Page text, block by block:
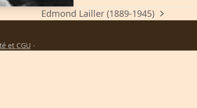
next
Edmond Lailler (1889-1945)
et CGU -